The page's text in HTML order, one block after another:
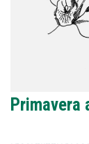
Primavera